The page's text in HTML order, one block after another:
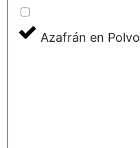
Azafrán en Polvo